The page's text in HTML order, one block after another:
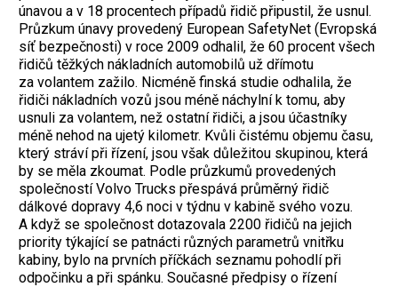
únavou a v 18 procentech případů řidič připustil, že usnul.
Průzkum únavy provedený European SafetyNet (Evropská
síť bezpečnosti) v roce 2009 odhalil, že 60 procent všech
řidičů těžkých nákladních automobilů už dřímotu
za volantem zažilo. Nicméně finská studie odhalila, že
řidiči nákladních vozů jsou méně náchylní k tomu, aby
usnuli za volantem, než ostatní řidiči, a jsou účastníky
méně nehod na ujetý kilometr. Kvůli čistému objemu času,
který stráví při řízení, jsou však důležitou skupinou, která
by se měla zkoumat. Podle průzkumů provedených
společností Volvo Trucks přespává průměrný řidič
dálkové dopravy 4,6 noci v týdnu v kabině svého vozu.
A když se společnost dotazovala 2200 řidičů na jejich
priority týkající se patnácti různých parametrů vnitřku
kabiny, bylo na prvních příčkách seznamu pohodlí při
odpočinku a při spánku. Současné předpisy o řízení